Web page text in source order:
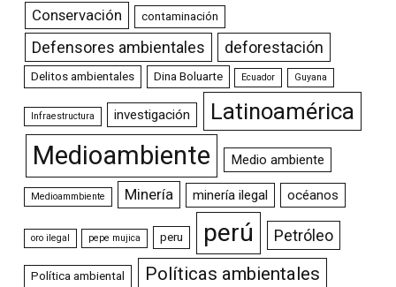
Conservación contaminación
Defensores ambientales deforestación
Delitos ambientales Dina Boluarte Ecuador Guyana
Infraestructura investigación Latinoamérica
Medioambiente Medio ambiente
Medioammbiente Minería minería ilegal océanos
oro ilegal pepe mujica peru perú Petróleo
Política ambiental Políticas ambientales